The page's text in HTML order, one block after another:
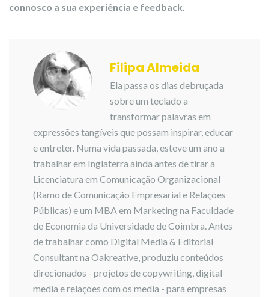
connosco a sua experiência e feedback.
Filipa Almeida
Ela passa os dias debruçada
sobre um teclado a
transformar palavras em
expressões tangíveis que possam inspirar, educar
e entreter. Numa vida passada, esteve um ano a
trabalhar em Inglaterra ainda antes de tirar a
Licenciatura em Comunicação Organizacional
(Ramo de Comunicação Empresarial e Relações
Públicas) e um MBA em Marketing na Faculdade
de Economia da Universidade de Coimbra. Antes
de trabalhar como Digital Media & Editorial
Consultant na Oakreative, produziu conteúdos
direcionados - projetos de copywriting, digital
media e relações com os media - para empresas